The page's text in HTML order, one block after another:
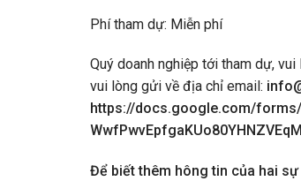
Phí tham dự: Miễn phí
Quý doanh nghiệp tới tham dự, vui
vui lòng gửi về địa chỉ email:
https://docs.google.com/
Để biết thêm hông tin của hai